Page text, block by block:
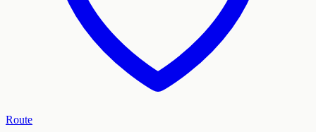
Route